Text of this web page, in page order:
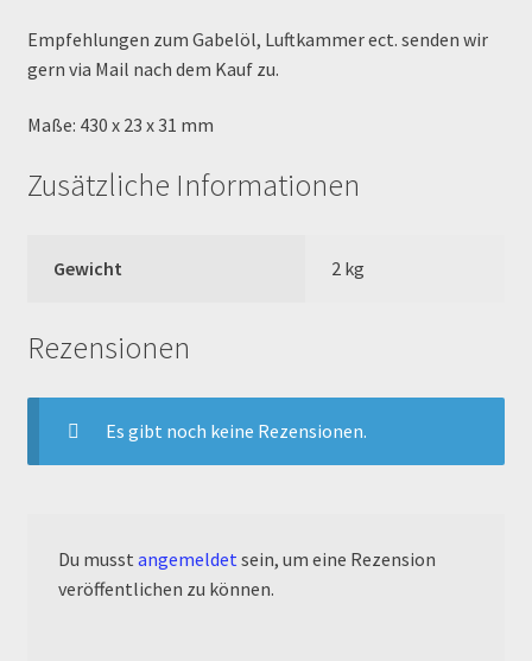
Pitbike-Training
TOPstrecken
POLITICA DE COOKIES
Registration
Empfehlungen zum Gabelöl, Luftkammer ect. senden wir
gern via Mail nach dem Kauf zu.
Maße: 430 x 23 x 31 mm
Zusätzliche Informationen
Gewicht 2 kg
Rezensionen
Es gibt noch keine Rezensionen.
Du musst angemeldet sein, um eine Rezension
veröffentlichen zu können.